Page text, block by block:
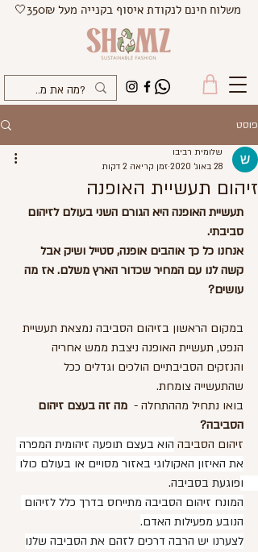
משלוח חינם לנקודת איסוף בקנייה מעל 350₪🤍
פוסט
זיהום תעשיית האופנה
שלומית רביבו
28 באוג׳ 2020
זמן קריאה 2 דקות
תעשיית האופנה היא הגורם השני בעולם לזיהום
סביבתי.
אנחנו כל כך אוהבים אופנה, סטייל ושיק אבל
קשה לנו עם המחיר שכדור הארץ משלם. אז מה
עושים?
במקום הראשון בזיהום הסביבה נמצאת תעשיית
הנפט, תעשיית האופנה ניצבת ממש אחריה
והנזקים הסביבתיים הולכים וגדלים ככל
שהתעשייה צומחת.
בואו נתחיל מההתחלה - מה זה בעצם זיהום
הסביבה?
זיהום הסביבה הוא בעצם תופעה זיהומית המפרה
את האיזון האקולוגי באזור מסויים או בעולם כולו
ופוגעת בסביבה.
המונח זיהום הסביבה מתייחס בדרך כלל לזיהום
הנובע מפעילות האדם.
לצערנו יש הרבה דרכים לזהם את הסביבה שלנו